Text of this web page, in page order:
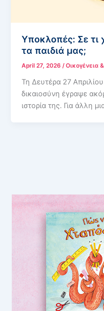
Υποκλοπές: Σε
τα παιδιά μας;
April 27, 2026/Οικογένεια
Τη Δευτέρα 27
δικαιοσύνη έγραψε
ιστορία της. Για άλλη